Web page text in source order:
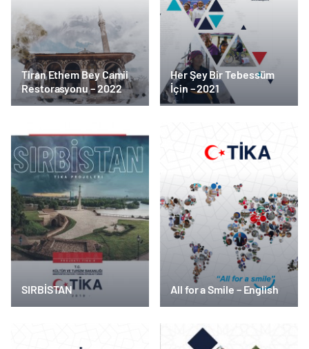
Tiran Ethem Bey Camii
Restorasyonu – 2022
Her Şey Bir Tebessüm
İçin – 2021
SIRBİSTAN All for a Smile – English